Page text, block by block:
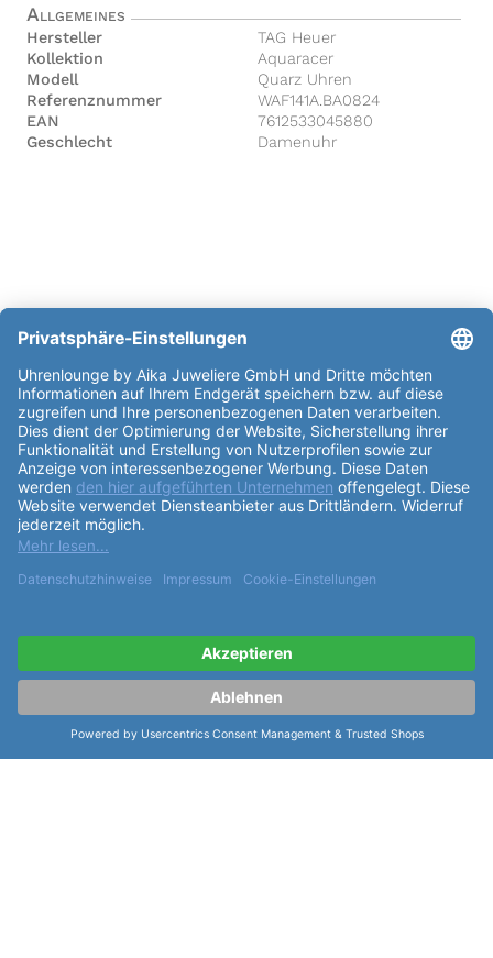
Allgemeines
Hersteller
TAG Heuer
Kollektion
Aquaracer
Modell
Quarz Uhren
Referenznummer
WAF141A.BA0824
EAN
7612533045880
Geschlecht
Damenuhr